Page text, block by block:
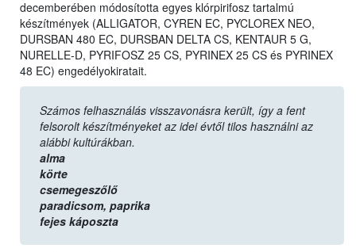
decemberében módosította egyes klórpirifosz tartalmú
készítmények (ALLIGATOR, CYREN EC, PYCLOREX NEO,
DURSBAN 480 EC, DURSBAN DELTA CS, KENTAUR 5 G,
NURELLE-D, PYRIFOSZ 25 CS, PYRINEX 25 CS és PYRINEX
48 EC) engedélyokiratait.
Számos felhasználás visszavonásra került, így a fent
felsorolt készítményeket az idei évtől tilos használni az
alábbi kultúrákban.
alma
körte
csemegeszőlő
paradicsom, paprika
fejes káposzta